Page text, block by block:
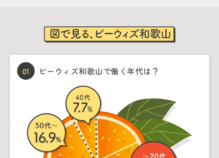
01 ビーウィズ和歌山で働く年代は？